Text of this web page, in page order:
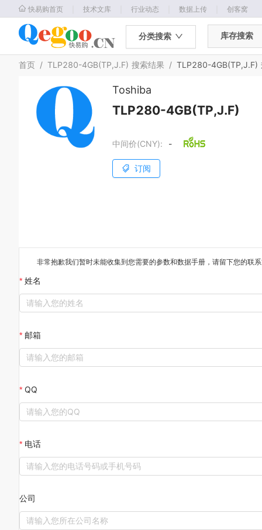
快易购首页 技术文库 行业动态 数据上传 创客窝
分类搜索 库存搜索
首页 / TLP280-4GB(TP,J.F) 搜索结果 / TLP280-4GB(TP,J.F)
Toshiba
TLP280-4GB(TP,J.F)
中间价(CNY): -
订阅
非常抱歉我们暂时未能收集到您需要的参数和数据手册 ，请留下您的联
姓名
邮箱
QQ
电话
公司